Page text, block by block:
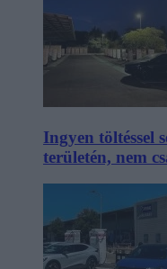
Ingyen töltéssel
területén, nem